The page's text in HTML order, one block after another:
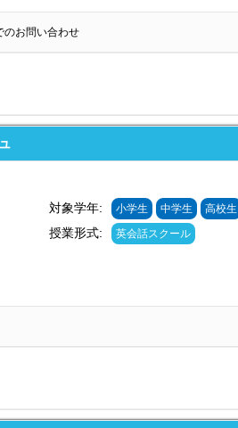
のお問い合わせ
対象学年: 小学生 中学生 高校生
授業形式: 英会話スクール